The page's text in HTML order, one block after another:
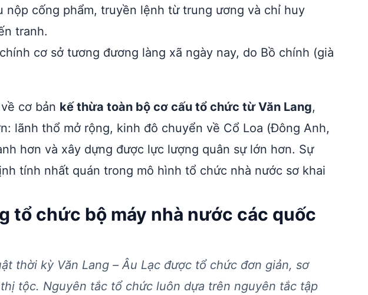
nộp cống phẩm, truyền lệnh từ trung ương và chỉ huy
tranh.
cơ sở tương đương làng xã ngày nay, do Bồ chính (già
cơ bản kế thừa toàn bộ cơ cấu tổ chức từ Văn Lang,
lãnh thổ mở rộng, kinh đô chuyển về Cổ Loa (Đông Anh,
hơn và xây dựng được lực lượng quân sự lớn hơn. Sự
tính nhất quán trong mô hình tổ chức nhà nước sơ khai
tổ chức bộ máy nhà nước các quốc
thời kỳ Văn Lang – Âu Lạc được tổ chức đơn giản, sơ
tộc. Nguyên tắc tổ chức luôn dựa trên nguyên tắc tập